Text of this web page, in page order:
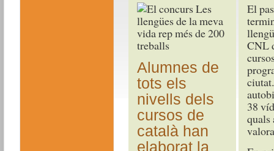
Alumnes de
tots els
nivells dels
cursos de
català han
elaborat la
El
CNL
38
quals